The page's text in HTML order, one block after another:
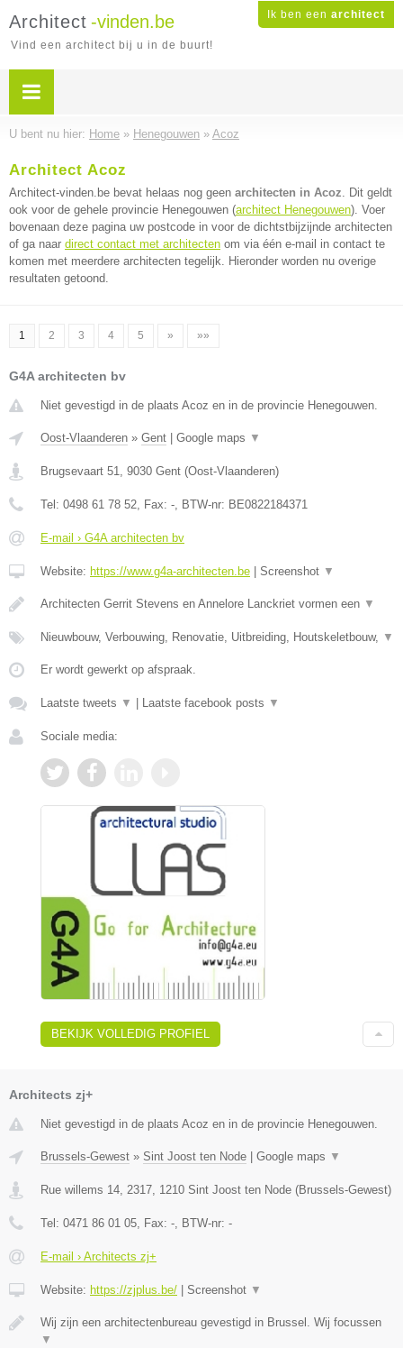
Ik ben een architect
Architect -vinden.be
Vind een architect bij u in de buurt!
U bent nu hier: Home » Henegouwen » Acoz
Architect Acoz
Architect-vinden.be bevat helaas nog geen architecten in Acoz. Dit geldt
ook voor de gehele provincie Henegouwen (architect Henegouwen). Voer
bovenaan deze pagina uw postcode in voor de dichtstbijzijnde architecten
of ga naar direct contact met architecten om via één e-mail in contact te
komen met meerdere architecten tegelijk. Hieronder worden nu overige
resultaten getoond.
1 2 3 4 5 » »»
G4A architecten bv
Niet gevestigd in de plaats Acoz en in de provincie Henegouwen.
Oost-Vlaanderen » Gent Google maps ▼
Brugsevaart 51, 9030 Gent (Oost-Vlaanderen)
Tel: 0498 61 78 52, Fax: -, BTW-nr: BE0822184371
E-mail › G4A architecten bv
Website: https://www.g4a-architecten.be Screenshot ▼
Architecten Gerrit Stevens en Annelore Lanckriet vormen een ▼
Nieuwbouw, Verbouwing, Renovatie, Uitbreiding, Houtskeletbouw, ▼
Er wordt gewerkt op afspraak.
Laatste tweets ▼ Laatste facebook posts ▼
Sociale media:
BEKIJK VOLLEDIG PROFIEL
Architects zj+
Niet gevestigd in de plaats Acoz en in de provincie Henegouwen.
Brussels-Gewest » Sint Joost ten Node Google maps ▼
Rue willems 14, 2317, 1210 Sint Joost ten Node (Brussels-Gewest)
Tel: 0471 86 01 05, Fax: -, BTW-nr: -
E-mail › Architects zj+
Website: https://zjplus.be/ Screenshot ▼
Wij zijn een architectenbureau gevestigd in Brussel. Wij focussen
▼